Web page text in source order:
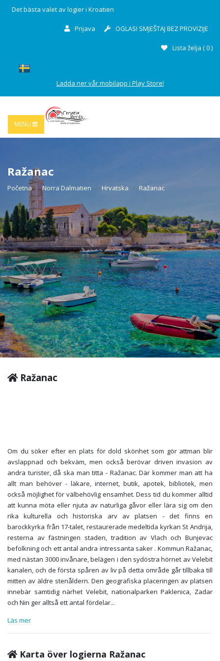
Det bästa valet av logier i Kroatien
Prijava OGLASI SMJEŠTAJ BEZ PROVIZIJE
Lista želja (0)
Ladda ner vår mobilapp i Play Store!
MENU
Ražanac
Početna Norra Dalmatien Hrvatska Ražanac
Ražanac
Om du söker efter en plats för dold skönhet som gör attman blir
avslappnad och bekväm, men också berövar driven invasion av
andra turister, då ska man titta - Ražanac. Där kommer man att ha
allt man behöver - läkare, internet, butik, apotek, bibliotek, men
också möjlighet för välbehövlig ensamhet. Dess tid du kommer alltid
att kunna möta eller njuta av naturliga gåvor eller lära sig om den
rika kulturella och historiska arv av platsen - det finns en
barockkyrka från 17-talet, restaurerade medeltida kyrkan St Andrija,
resterna av fästningen staden, tradition av Vlach och Bunjevac
befolkning och ett antal andra intressanta saker . Kommun Ražanac,
med nästan 3000 invånare, belägen i den sydöstra hörnet av Velebit
kanalen, och de första spåren av liv på detta område går tillbaka till
mitten av äldre stenåldern. Den geografiska placeringen av platsen
innebär samtidig närhet Velebit, nationalparken Paklenica, Zadar
och Nin ger alltså ett antal fördelar...
Läs mer
Karta över logierna Ražanac